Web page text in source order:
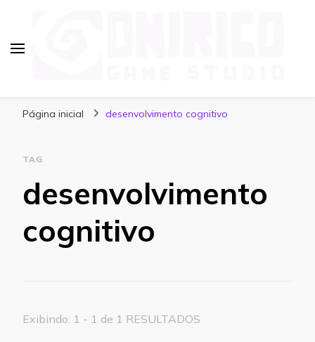
Página inicial desenvolvimento cognitivo
TAG
desenvolvimento
cognitivo
Exibindo: 1 - 1 de 1 RESULTADOS